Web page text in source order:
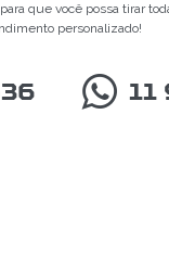
que você possa tirar
personalizado!
11